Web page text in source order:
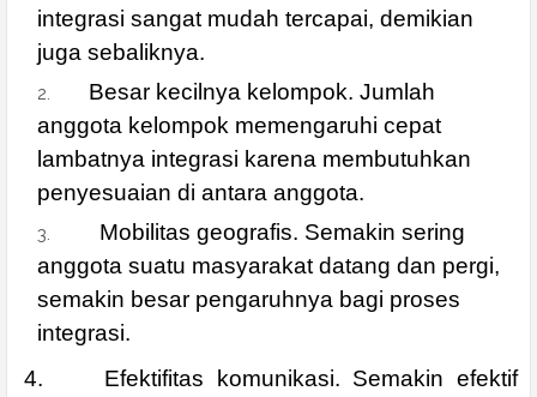
integrasi sangat mudah tercapai, demikian
juga sebaliknya.
Besar kecilnya kelompok. Jumlah
anggota kelompok memengaruhi cepat
lambatnya integrasi karena membutuhkan
penyesuaian di antara anggota.
Mobilitas geografis. Semakin sering
anggota suatu masyarakat datang dan pergi,
semakin besar pengaruhnya bagi proses
integrasi.
4.
Efektifitas komunikasi. Semakin efektif